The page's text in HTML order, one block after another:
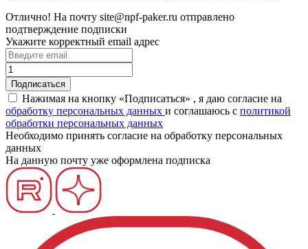
Отлично! На почту site@npf-paker.ru отправлено
подтверждение подписки
Укажите корректный email адрес
Нажимая на кнопку «Подписаться» , я даю согласие на
обработку персональных данных и соглашаюсь c политикой
обработки персональных данных
Необходимо принять согласие на обработку персональных
данных
На данную почту уже оформлена подписка